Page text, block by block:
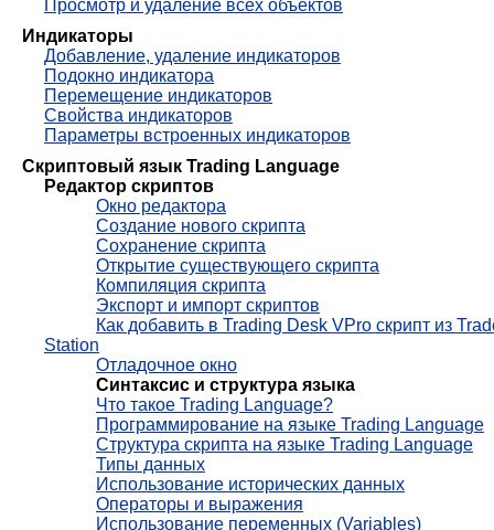
Просмотр и удаление всех объектов
Индикаторы
Добавление, удаление индикаторов
Подокно индикатора
Перемещение индикаторов
Свойства индикаторов
Параметры встроенных индикаторов
Скриптовый язык Trading Language
Редактор скриптов
Окно редактора
Создание нового скрипта
Сохранение скрипта
Открытие существующего скрипта
Компиляция скрипта
Экспорт и импорт скриптов
Как добавить в Trading Desk VPro скрипт из
Station
Отладочное окно
Синтаксис и структура языка
Что такое Trading Language?
Программирование на языке Trading Language
Структура скрипта на языке Trading Language
Типы данных
Использование исторических данных
Операторы и выражения
Использование переменных (Variables)